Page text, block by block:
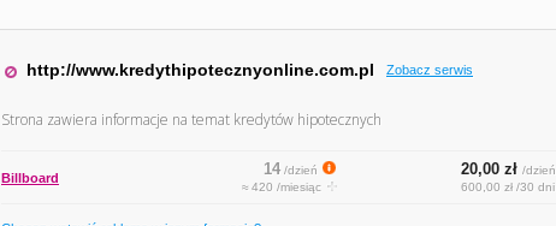
http://www.kredythipotecznyonline.com.pl Zobacz serwis
Strona zawiera informacje na temat kredytów hipotecznych
Billboard 14/dzień
≈ 420 /miesiąc
20,00 zł /dzień
600,00 zł /30 dni